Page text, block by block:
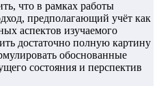
что в рамках работы
предполагающий учёт как
аспектов изучаемого
достаточно полную картину
обоснованные
состояния и перспектив